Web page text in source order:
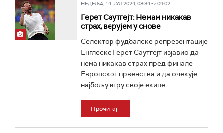
НЕДЕЉА, 14. ЈУЛ 2024, 08:34 -> 09:02
Герет Саутгејт: Немам никакав
страх, верујем у снове
Селектор фудбалске репрезентације
Енглеске Герет Саутгејт изјавио да
нема никакав страх пред финале
Европског првенства и да очекује
најбољу игру своје екипе...
Прочитај